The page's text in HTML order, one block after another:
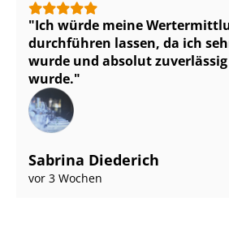
Ich würde meine
durchführen lassen, da ich
wurde und absolut
wurde.
Sabrina Diederich
vor 3 Wochen